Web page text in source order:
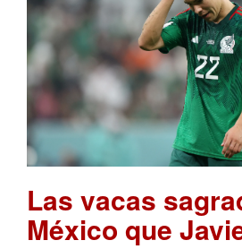
Las vacas
México que